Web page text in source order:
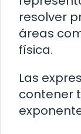
resolver
áreas
física.
Las
contener